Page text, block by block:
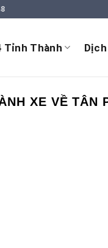
Tỉnh Thành
XE VỀ TÂN